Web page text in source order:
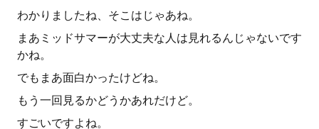
わかりましたね、そこはじゃあね。
まあミッドサマーが大丈夫な人は見れるんじゃないです
かね。
でもまあ面白かったけどね。
もう一回見るかどうかあれだけど。
すごいですよね。